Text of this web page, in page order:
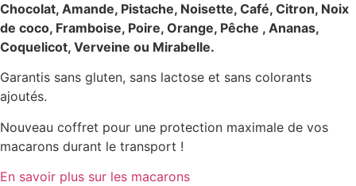
Chocolat, Amande, Pistache, Noisette, Café, Citron, Noix
de coco, Framboise, Poire, Orange, Pêche , Ananas,
Coquelicot, Verveine ou Mirabelle.
Garantis sans gluten, sans lactose et sans colorants
ajoutés.
Nouveau coffret pour une protection maximale de vos
macarons durant le transport !
En savoir plus sur les macarons